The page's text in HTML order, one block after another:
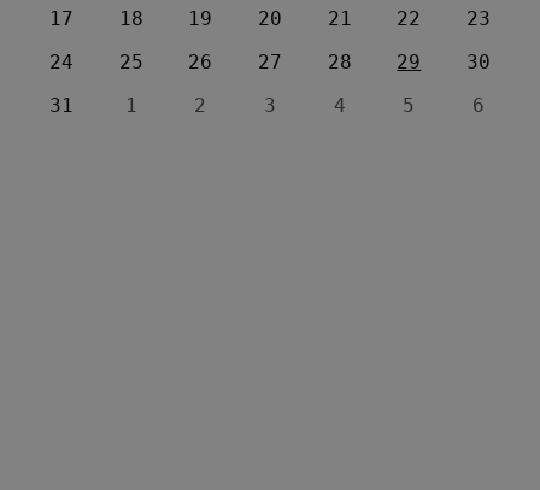
17 18 19 20 21 22
23
24
25 26 27 28 29
30
31
1 2 3 4 5 6